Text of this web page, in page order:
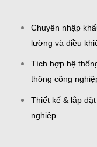
Chuyên nhập
lường và điều
Tích hợp hệ
thông công
Thiết kế & lắp
nghiệp.